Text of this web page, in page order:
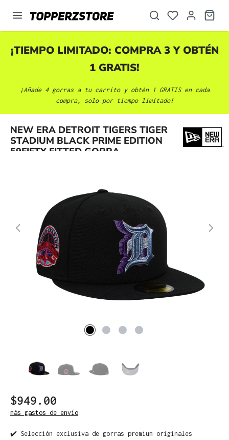
principal
¡TIEMPO LIMITADO: COMPRA 3 Y OBTÉN
1 GRATIS!
¡Añade 4 gorras a tu carrito y obtén 1 GRATIS en cada
compra, solo por tiempo limitado!
NEW ERA DETROIT TIGERS TIGER
STADIUM BLACK PRIME EDITION
59FIFTY FITTED GORRA
Omitir galería de imágenes
$949.00
más gastos de envío
✔️ Selección exclusiva de gorras premium originales